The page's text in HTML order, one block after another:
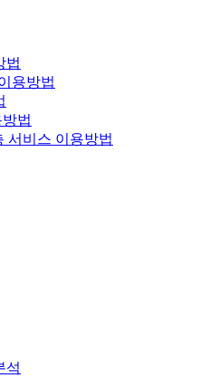
법
용방법
법
서비스 이용방법
석